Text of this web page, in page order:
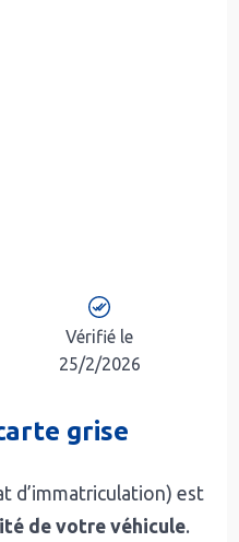
Vérifié le
25/2/2026
grise
d’immatriculation) est
de votre véhicule.